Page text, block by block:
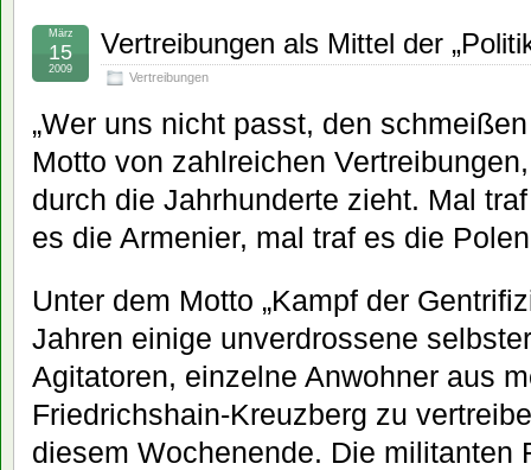
Vertreibungen als Mittel der
Vertreibungen
März
15
2009
„Wer uns nicht passt, den
Motto von zahlreichen
durch die Jahrhunderte zieht. Mal
es die Armenier, mal traf es die
Unter dem Motto „Kampf der
Jahren einige unverdrossene
Agitatoren, einzelne Anwohner aus
Friedrichshain-Kreuzberg zu
diesem Wochenende. Die militanten